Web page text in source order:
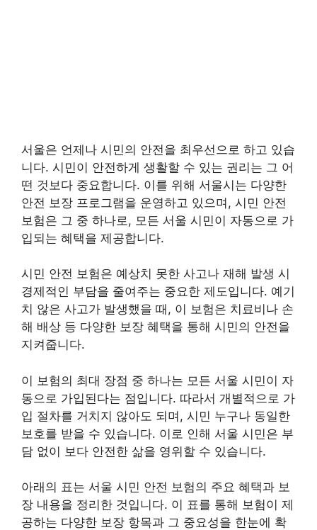
서울은 언제나 시민의 안전을 최우선으로 하고 있습
니다. 시민이 안전하게 생활할 수 있는 권리는 그 어
떤 것보다 중요합니다. 이를 위해 서울시는 다양한
안전 보장 프로그램을 운영하고 있으며, 시민 안전
보험은 그 중 하나로, 모든 서울 시민이 자동으로 가
입되는 혜택을 제공합니다.
시민 안전 보험은 예상치 못한 사고나 재해 발생 시
경제적인 부담을 줄여주는 중요한 제도입니다. 예기
치 않은 사고가 발생했을 때, 이 보험은 치료비나 손
해 배상 등 다양한 보장 혜택을 통해 시민의 안전을
지켜줍니다.
이 보험의 최대 장점 중 하나는 모든 서울 시민이 자
동으로 가입된다는 점입니다. 따라서 개별적으로 가
입 절차를 거치지 않아도 되며, 시민 누구나 동일한
보호를 받을 수 있습니다. 이로 인해 서울 시민은 부
담 없이 보다 안전한 삶을 영위할 수 있습니다.
아래의 표는 서울 시민 안전 보험의 주요 혜택과 보
장 내용을 정리한 것입니다. 이 표를 통해 보험이 제
공하는 다양한 보장 항목과 그 중요성을 한눈에 확